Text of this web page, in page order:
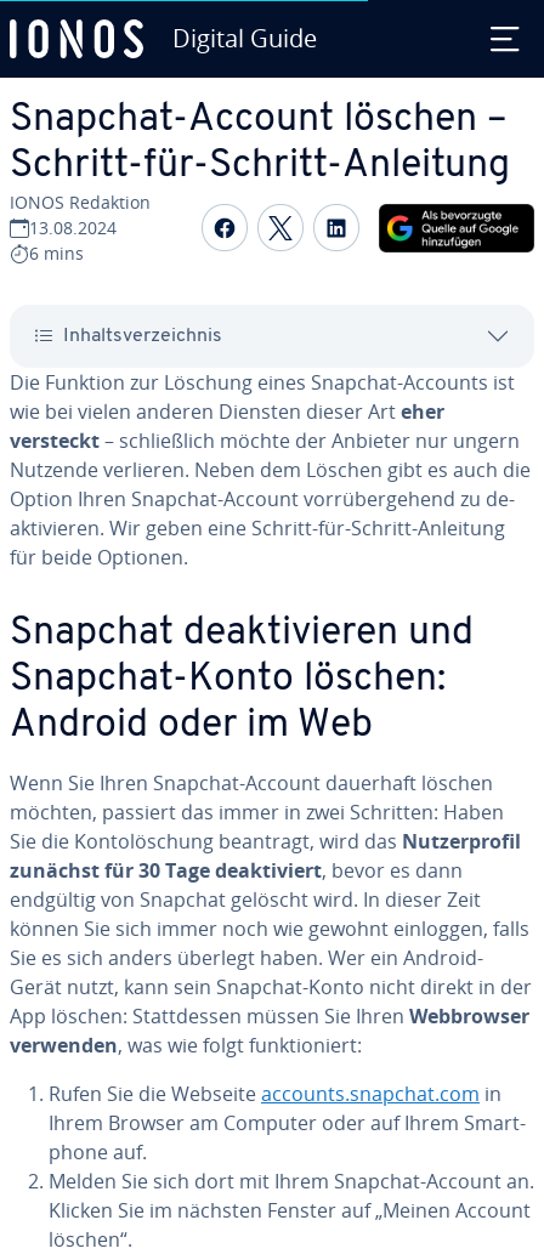
Digital Guide
Snapchat-Account löschen –
Schritt-für-Schritt-Anleitung
IONOS Redaktion
13.08.2024
6 mins
Auf Facebook teilen
Auf Twitter teilen
Auf LinkedIn
In­halts­ver­zeich­nis
Die Funktion zur Löschung eines Snapchat-Accounts ist
wie bei vielen anderen Diensten dieser Arteher
versteckt– schließ­lich möchte der Anbieter nur ungern
Nutzende verlieren. Neben dem Löschen gibt es auch die
Option Ihren Snapchat-Account vor­rü­ber­ge­hend zu de­
ak­ti­vie­ren. Wir geben eine Schritt-für-Schritt-Anleitung
für beide Optionen.
Snapchat de­ak­ti­vie­ren und
Snapchat-Konto löschen:
Android oder im Web
Wenn Sie Ihren Snapchat-Account dauerhaft löschen
möchten, passiert das immer in zwei Schritten: Haben
Sie die Kon­to­lö­schung beantragt, wird das Nut­zer­pro­fil
zunächst für 30 Tage de­ak­ti­viert, bevor es dann
endgültig von Snapchat gelöscht wird. In dieser Zeit
können Sie sich immer noch wie gewohnt einloggen, falls
Sie es sich anders überlegt haben. Wer ein Android-
Gerät nutzt, kann sein Snapchat-Konto nicht direkt in der
App löschen: Statt­des­sen müssen Sie Ihren Web­brow­ser
verwenden, was wie folgt funk­tio­niert:
Rufen Sie die Webseiteaccounts.snapchat.com in
Ihrem Browser am Computer oder auf Ihrem Smart­
phone auf.
Melden Sie sich dort mit Ihrem Snapchat-Account an.
Klicken Sie im nächsten Fenster auf „Meinen Account
löschen“.